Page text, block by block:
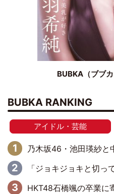
BUBKA（ブブ
BUBKA RANKING
アイドル・芸能
乃木坂46・池田瑛紗と中西アルノが「真冬のかき氷」騒動で
「ジョキジョキと切っていく感じ
HKT48石橋颯の卒業に寄せて “